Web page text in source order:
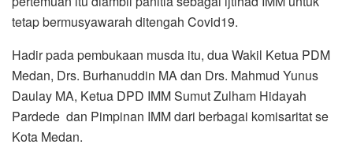
tetap bermusyawarah ditengah Covid19.
Hadir pada pembukaan musda itu, dua Wakil Ketua PDM
Medan, Drs. Burhanuddin MA dan Drs. Mahmud Yunus
Daulay MA, Ketua DPD IMM Sumut Zulham Hidayah
Pardede dan Pimpinan IMM dari berbagai komisaritat se
Kota Medan.